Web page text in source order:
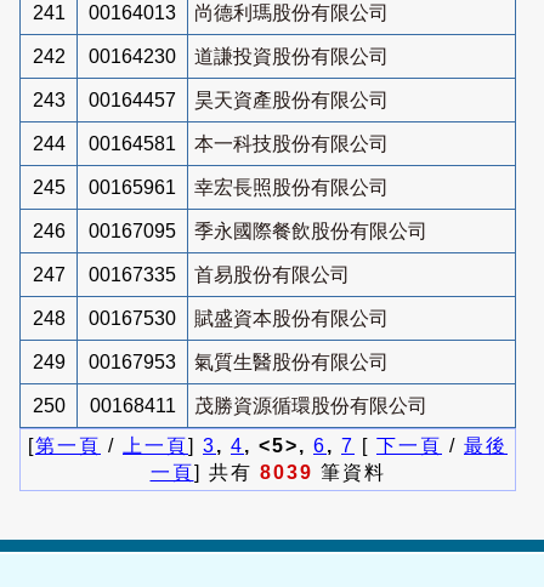
241 00164013 尚德利瑪股份有限公司
242 00164230 道謙投資股份有限公司
243 00164457 昊天資產股份有限公司
244 00164581 本一科技股份有限公司
245 00165961 幸宏長照股份有限公司
246 00167095 季永國際餐飲股份有限公司
247 00167335 首易股份有限公司
248 00167530 賦盛資本股份有限公司
249 00167953 氣質生醫股份有限公司
250 00168411
茂勝資源循環股份有限公司
[第一頁 / 上一頁] 3, 4, <5>, 6, 7 [ 下一頁 / 最後
一頁] 共有 8039 筆資料